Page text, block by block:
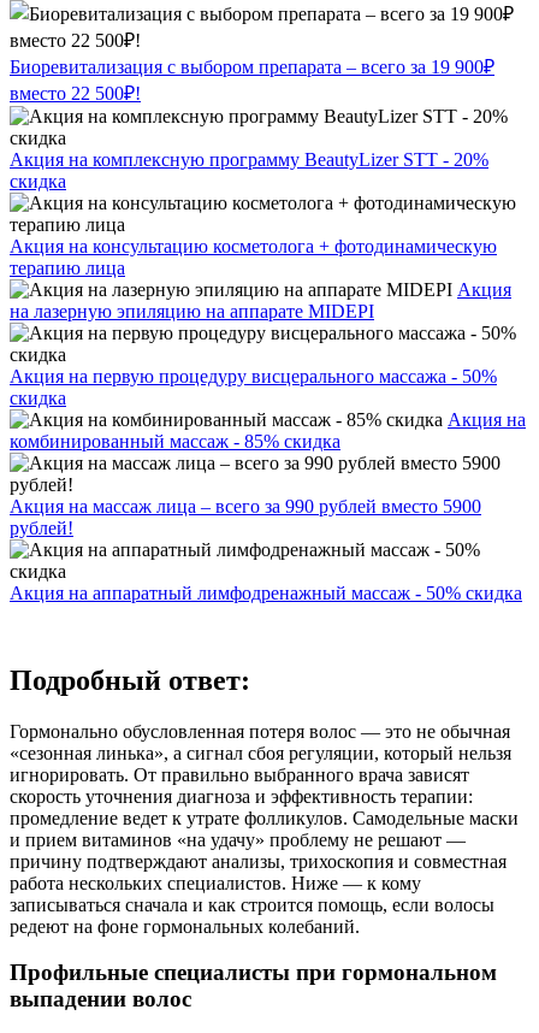
Биоревитализация с выбором препарата – всего за 19 900₽
вместо 22 500₽!
Акция на комплексную программу BeautyLizer STT - 20%
скидка
Акция на консультацию косметолога + фотодинамическую
терапию лица
Акция
на лазерную эпиляцию на аппарате MIDEPI
Акция на первую процедуру висцерального массажа - 50%
скидка
Акция на
комбинированный массаж - 85% скидка
Акция на массаж лица – всего за 990 рублей вместо 5900
рублей!
Акция на аппаратный лимфодренажный массаж - 50% скидка
Подробный ответ:
Гормонально обусловленная потеря волос — это не обычная
«сезонная линька», а сигнал сбоя регуляции, который нельзя
игнорировать. От правильно выбранного врача зависят
скорость уточнения диагноза и эффективность терапии:
промедление ведет к утрате фолликулов. Самодельные маски
и прием витаминов «на удачу» проблему не решают —
причину подтверждают анализы, трихоскопия и совместная
работа нескольких специалистов. Ниже — к кому
записываться сначала и как строится помощь, если волосы
редеют на фоне гормональных колебаний.
Профильные специалисты при гормональном
выпадении волос